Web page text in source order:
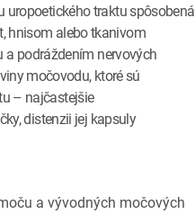
traktu spôsobená
hnisom alebo tkanivom
a podráždením nervových
močovodu, ktoré sú
– najčastejšie
distenzii jej kapsuly
a vývodných močových